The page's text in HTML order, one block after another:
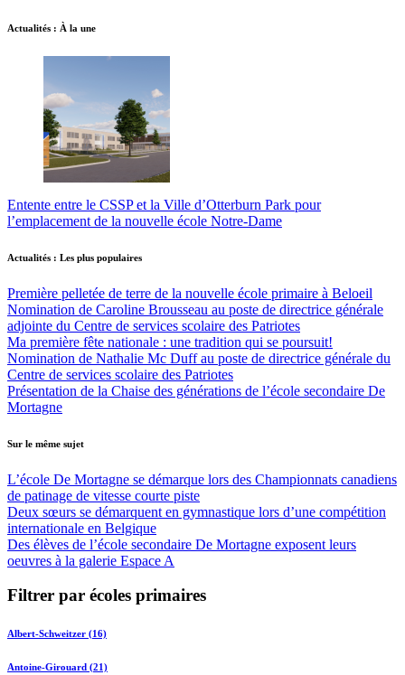
Actualités : À la une
Entente entre le CSSP et la Ville d’Otterburn Park pour
l’emplacement de la nouvelle école Notre-Dame
Actualités : Les plus populaires
Première pelletée de terre de la nouvelle école primaire à Beloeil
Nomination de Caroline Brousseau au poste de directrice générale
adjointe du Centre de services scolaire des Patriotes
Ma première fête nationale : une tradition qui se poursuit!
Nomination de Nathalie Mc Duff au poste de directrice générale du
Centre de services scolaire des Patriotes
Présentation de la Chaise des générations de l’école secondaire De
Mortagne
Sur le même sujet
L’école De Mortagne se démarque lors des Championnats canadiens
de patinage de vitesse courte piste
Deux sœurs se démarquent en gymnastique lors d’une compétition
internationale en Belgique
Des élèves de l’école secondaire De Mortagne exposent leurs
oeuvres à la galerie Espace A
Filtrer par écoles primaires
Albert-Schweitzer (16)
Antoine-Girouard (21)